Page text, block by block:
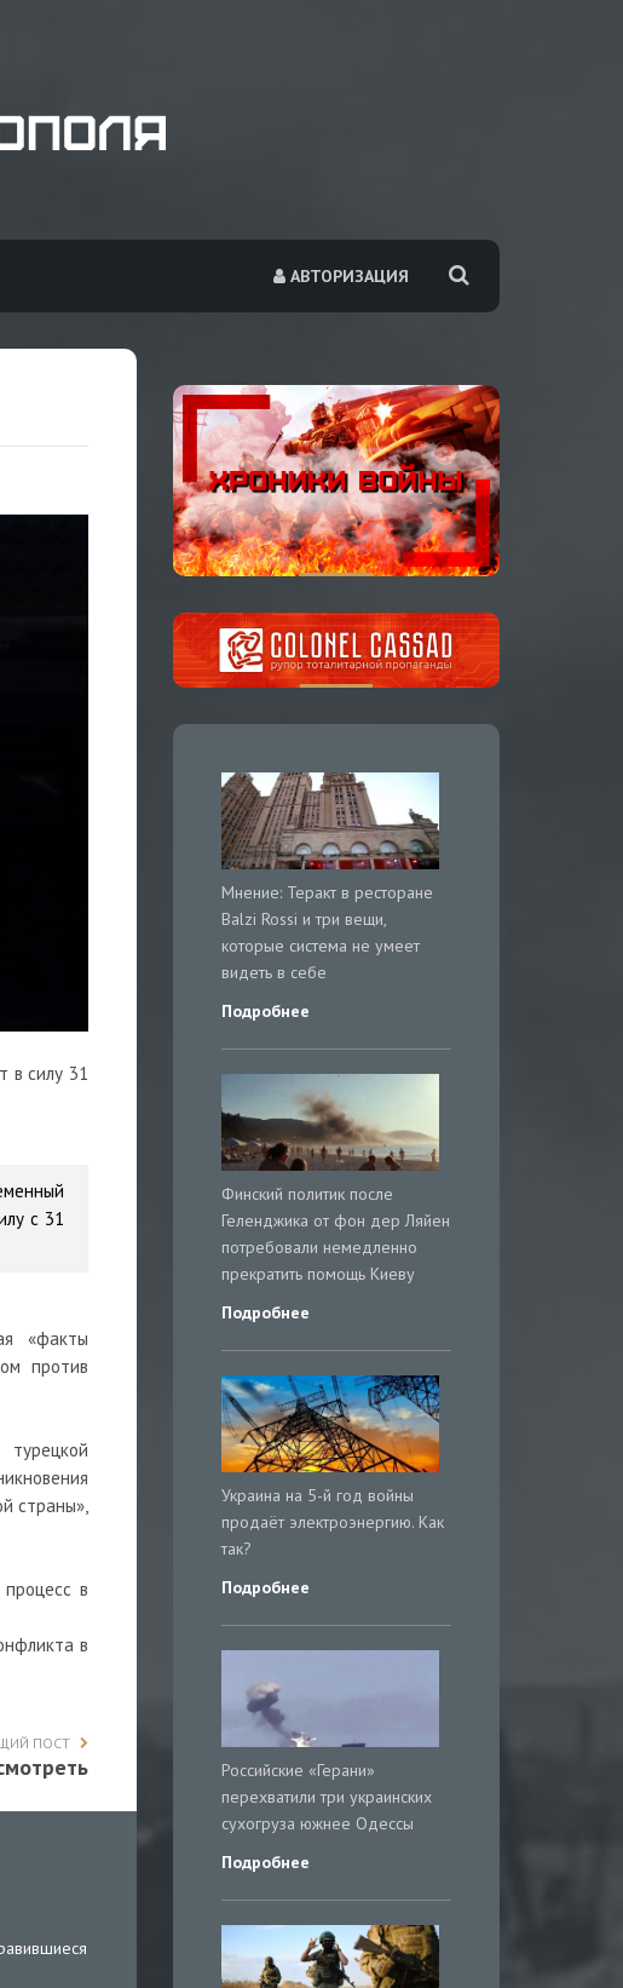
АВТОРИЗАЦИЯ
в силу 31
с 31
«факты
против
страны»,
в
в
ПОСТ
Мнение: Теракт в ресторане
Balzi Rossi и три вещи,
которые система не умеет
видеть в себе
Подробнее
Финский политик после
Геленджика от фон дер Ляйен
потребовали немедленно
прекратить помощь Киеву
Подробнее
Украина на 5-й год войны
продаёт электроэнергию. Как
так?
Подробнее
Российские «Герани»
перехватили три украинских
сухогруза южнее Одессы
Подробнее